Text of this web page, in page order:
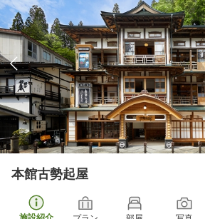
本館古勢起屋